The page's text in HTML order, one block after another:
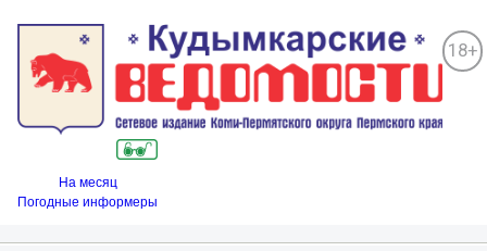
18+
На месяц
Погодные информеры